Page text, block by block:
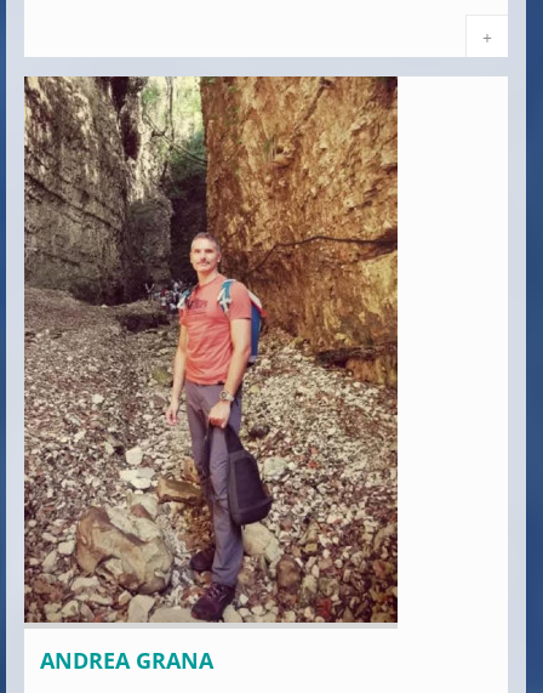
+
ANDREA GRANA